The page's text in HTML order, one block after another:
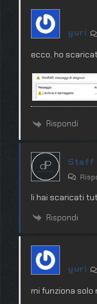
yuri
ecco, ho
Rispondi
Staff
li hai scaricati
Rispondi
yuri
mi funziona solo